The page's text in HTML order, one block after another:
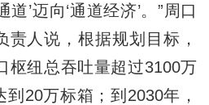
’迈向‘通道经济’。”周口
责人说，根据规划目标，
枢纽总吞吐量超过3100万
20万标箱；到2030年，